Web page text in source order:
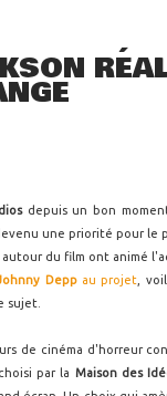
depuis un bon
une priorité pour le
du film ont animé
Deppau projet ,
sujet.
de cinéma d'horreur
par la Maison des